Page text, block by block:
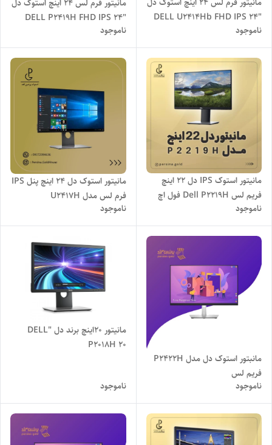
"DELL U2414Hb FHD IPS 24
ناموجود
مانیتور فرم لس 24 اینچ استوک دل
"DELL P2419H FHD IPS 24
ناموجود
مانیتور استوک IPS دل 22 اینچ
فریم لس Dell P2219H فول اچ
دی
ناموجود
مانیتور استوک دل 24 اینچ پنل IPS
فرم لس مدل U2417H
ناموجود
مانبتور استوک دل مدل P2422H
فریم لس
ناموجود
مانیتور 20اینچ برند دل "DELL
P2018H 20
ناموجود